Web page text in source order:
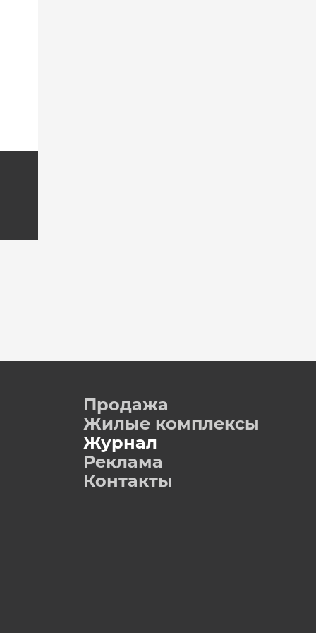
Продажа
Жилые комплексы
Журнал
Реклама
Контакты